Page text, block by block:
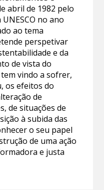
abril de 1982 pelo
no ano
ao tema
perspetivar
e da
de vista do
vindo a sofrer,
os efeitos do
de
de situações de
à subida das
o seu papel
de uma ação
e justa